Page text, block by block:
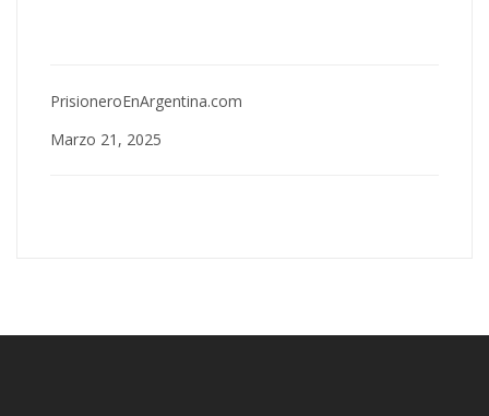
PrisioneroEnArgentina.com
Marzo 21, 2025